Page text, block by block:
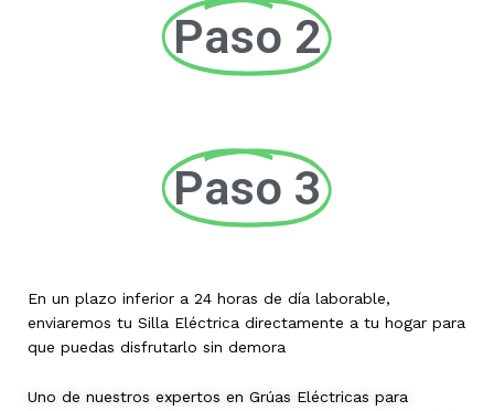
Paso 2
Paso 3
En un plazo inferior a 24 horas de día laborable,
enviaremos tu Silla Eléctrica directamente a tu hogar para
que puedas disfrutarlo sin demora
Uno de nuestros expertos en Grúas Eléctricas para